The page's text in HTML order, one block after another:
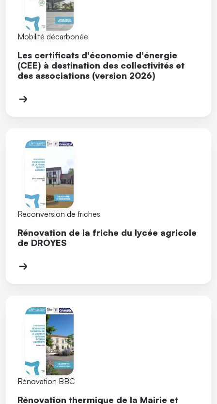
Mobilité décarbonée
Les certificats d'économie d'énergie
(CEE) à destination des collectivités et
des associations (version 2026)
Reconversion de friches
Rénovation de la friche du lycée agricole
de DROYES
Rénovation BBC
Rénovation thermique de la Mairie et